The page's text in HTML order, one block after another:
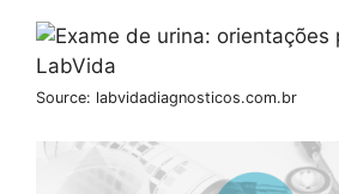
Source: labvidadiagnosticos.com.br